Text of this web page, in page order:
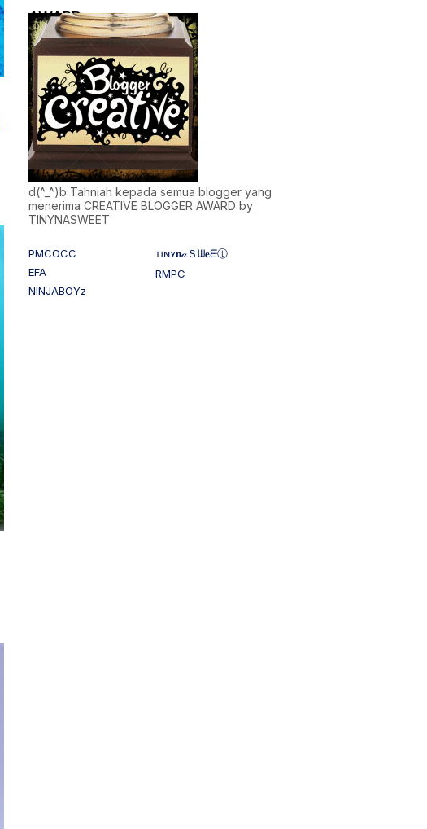
AWARD
d(^_^)b Tahniah kepada semua blogger yang
menerima CREATIVE BLOGGER AWARD by
TINYNASWEET
PMCOCC
ᴛɪɴʏ𝐧𝒶Ｓᗯ𝐞ᗴⓣ
EFA
RMPC
NINJABOYz